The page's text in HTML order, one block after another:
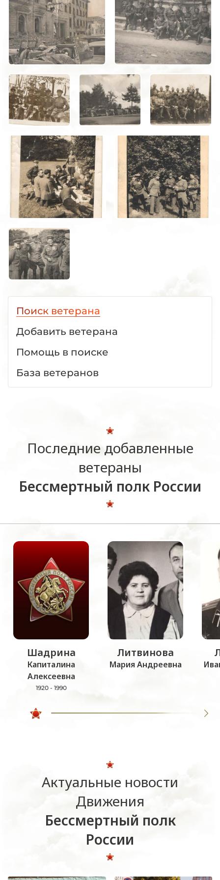
Поиск ветерана
Добавить ветерана
Помощь в поиске
База ветеранов
Последние добавленные
ветераны
Бессмертный полк России
Шадрина
Капиталина
Алексеевна
1920 - 1990
Литвинова
Мария Андреевна
Актуальные новости
Движения
Бессмертный полк
России